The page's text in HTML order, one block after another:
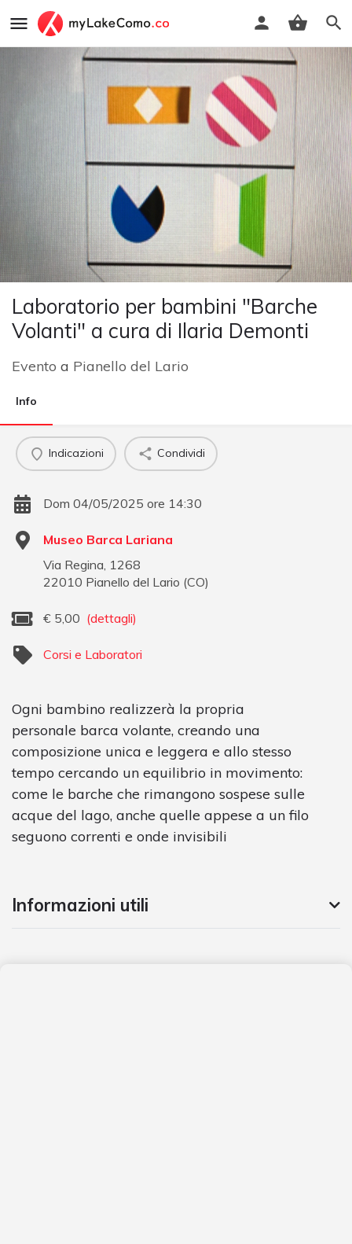
Laboratorio per bambini "Barche
Volanti" a cura di Ilaria Demonti
Evento a Pianello del Lario
Info
Indicazioni Condividi
Dom 04/05/2025 ore 14:30
Museo Barca Lariana
Via Regina, 1268
22010 Pianello del Lario (CO)
€ 5,00 (dettagli)
Corsi e Laboratori
Ogni bambino realizzerà la propria
personale barca volante, creando una
composizione unica e leggera e allo stesso
tempo cercando un equilibrio in movimento:
come le barche che rimangono sospese sulle
acque del lago, anche quelle appese a un filo
seguono correnti e onde invisibili
Informazioni utili